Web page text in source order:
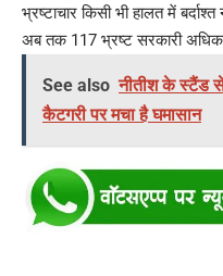
भ्रष्टाचार किसी भी हालत में
अब तक 117 भ्रष्ट सरकारी
See also नीतीश के स्टैंड
कैटगरी पर मचा है घमासान